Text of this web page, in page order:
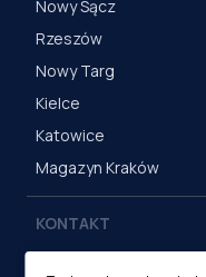
Nowy Sącz
Rzeszów
Nowy Targ
Kielce
Katowice
Magazyn Kraków
KONTAKT